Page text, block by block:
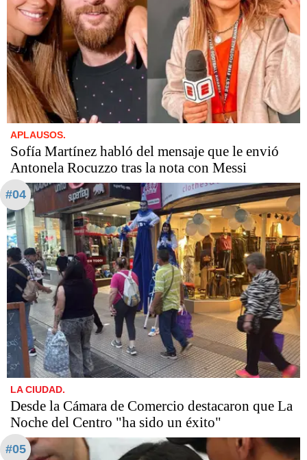
APLAUSOS.
Sofía Martínez habló del mensaje que le envió
Antonela Rocuzzo tras la nota con Messi
#04
LA CIUDAD.
Desde la Cámara de Comercio destacaron que La
Noche del Centro "ha sido un éxito"
#05